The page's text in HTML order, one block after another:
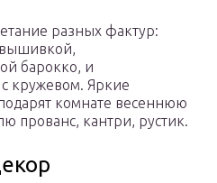
разных фактур:
барокко, и
кружевом. Яркие
комнате весеннюю
прованс, кантри, рустик.